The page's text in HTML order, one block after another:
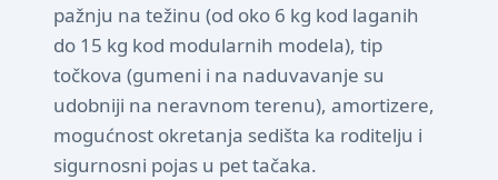
pažnju na težinu (od oko 6 kg kod laganih
do 15 kg kod modularnih modela), tip
točkova (gumeni i na naduvavanje su
udobniji na neravnom terenu), amortizere,
mogućnost okretanja sedišta ka roditelju i
sigurnosni pojas u pet tačaka.